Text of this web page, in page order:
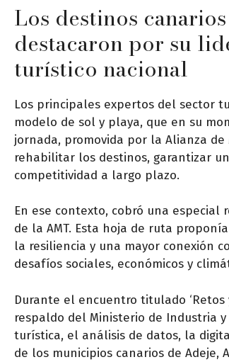
Los destinos
destacaron por su
turístico nacional
Los principales expertos del sector
modelo de sol y playa, que en su
jornada, promovida por la Alianza de
rehabilitar los destinos, garantizar
competitividad a largo plazo.
En ese contexto, cobró una
de la AMT. Esta hoja de ruta
la resiliencia y una mayor conexión
desafíos sociales, económicos y
Durante el encuentro titulado
respaldo del Ministerio de Industria
turística, el análisis de datos, la
de los municipios canarios de